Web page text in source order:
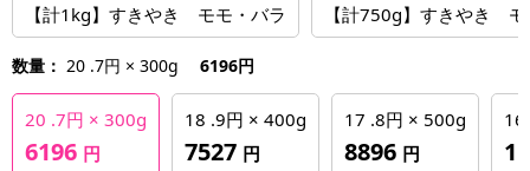
【計1kg】すきやき モモ・バラ 【計750g】すきやき
数量： 20 .7円 × 300g 6196円
20 .7円 × 300g
6196 円
18 .9円 × 400g
7527 円
17 .8円 × 500g
8896 円
16